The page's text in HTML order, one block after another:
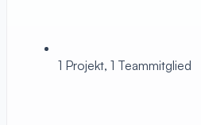
1 Projekt, 1 Teammitglied